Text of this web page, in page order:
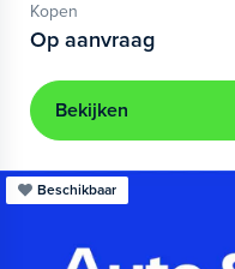
Kopen
Op aanvraag
Bekijken
Beschikbaar